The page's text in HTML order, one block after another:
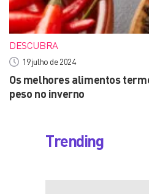
DESCUBRA
19 julho de 2024
Os melhores alimentos
peso no inverno
Trending